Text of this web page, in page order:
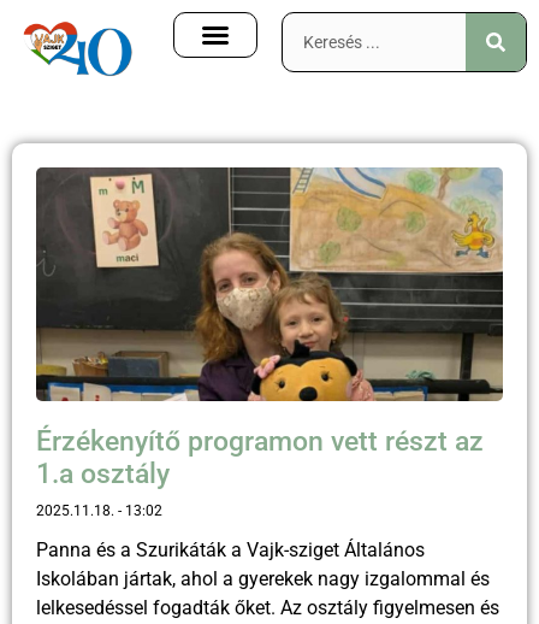
Érzékenyítő programon vett részt az
1.a osztály
2025.11.18. 13:02
Panna és a Szurikáták a Vajk-sziget Általános
Iskolában jártak, ahol a gyerekek nagy izgalommal és
lelkesedéssel fogadták őket. Az osztály figyelmesen és